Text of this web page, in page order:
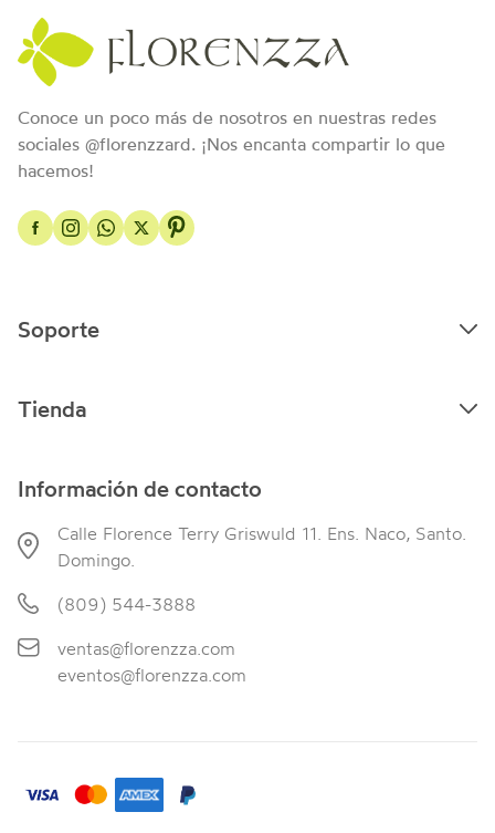
Conoce un poco más de nosotros en nuestras redes
sociales @florenzzard. ¡Nos encanta compartir lo que
hacemos!
Soporte
Tienda
Información de contacto
Calle Florence Terry Griswuld 11. Ens. Naco, Santo.
Domingo.
(809) 544-3888
ventas@florenzza.com
eventos@florenzza.com